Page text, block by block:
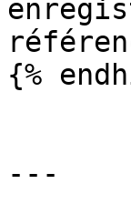
{%
---